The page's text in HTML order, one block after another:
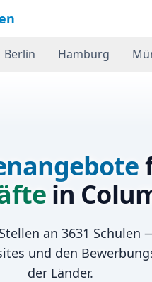
Berlin Hamburg
in
an 3631 Schulen
und den
der Länder.